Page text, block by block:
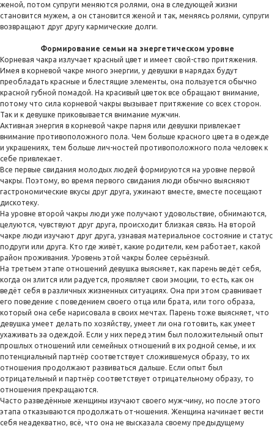
женой, потом супруги меняются ролями, она в следующей жизни
становится мужем, а он становится женой и так, меняясь ролями, супруги
возвращают друг другу кармические долги.
Формирование семьи на энергетическом уровне
Корневая чакра излучает красный цвет и имеет свой-ство притяжения.
Имея в корневой чакре много энергии, у девушки в нарядах будут
преобладать красные и блестящие элементы, она пользуется обычно
красной губной помадой. На красивый цветок все обращают внимание,
потому что сила корневой чакры вызывает притяжение со всех сторон.
Так и к девушке приковывается внимание мужчин.
Активная энергия в корневой чакре парня или девушки привлекает
внимание противоположного пола. Чем больше красного цвета в одежде
и украшениях, тем больше лич-ностей противоположного пола человек к
себе привлекает.
Все первые свидания молодых людей формируются на уровне первой
чакры. Поэтому, во время первого свидания люди обычно выясняют
гастрономические вкусы друг друга, ужинают вместе, вместе посещают
дискотеку.
На уровне второй чакры люди уже получают удовольствие, обнимаются,
целуются, чувствуют друг друга, происходит близкая связь. На второй
чакре люди изучают друг друга, узнавая материальное состояние и статус
подруги или друга. Кто где живёт, какие родители, кем работает, какой
район проживания. Уровень этой чакры более серьёзный.
На третьем этапе отношений девушка выясняет, как парень ведёт себя,
когда он злится или радуется, проявляет свои эмоции, то есть, как он
ведёт себя в различных жизненных ситуациях. Она при этом сравнивает
его поведение с поведением своего отца или брата, или того образа,
который она себе нарисовала в своих мечтах. Парень тоже выясняет, что
девушка умеет делать по хозяйству, умеет ли она готовить, как умеет
ухаживать за одеждой. Если у них перед этим был положительный опыт
прошлых отношений или семейных отношений в их родной семье, и их
потенциальный партнёр соответствует сложившемуся образу, то их
отношения продолжают развиваться дальше. Если опыт был
отрицательный и партнёр соответствует отрицательному образу, то
отношения прекращаются.
Часто разведённые женщины изучают своего муж-чину, но после этого
этапа отказываются продолжать от-ношения. Женщина начинает вести
себя неадекватно, всё, что она не высказала своему предыдущему